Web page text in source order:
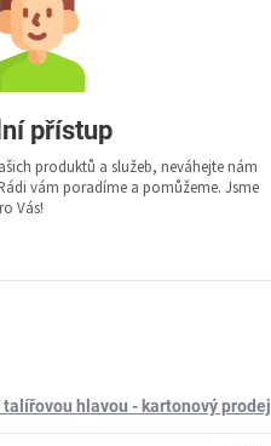
přístup
produktů a služeb, neváhejte nám
vám poradíme a pomůžeme. Jsme
Vás!
talířovou hlavou - kartonový prodej